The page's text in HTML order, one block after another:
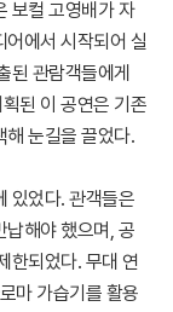
보컬 고영배가 자
에서 시작되어 실
된 관람객들에게
된 이 공연은 기존
해 눈길을 끌었다.
있었다. 관객들은
납해야 했으며, 공
한되었다. 무대 연
마 가습기를 활용